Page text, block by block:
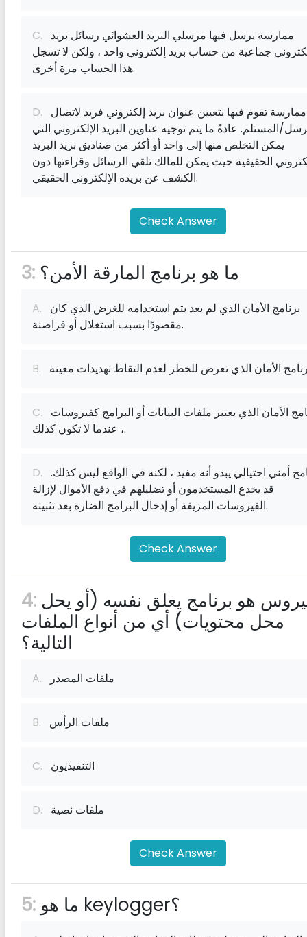
C.
جماعية من حساب بريد إلكتروني واحد ، ولكن لا تسجل
هذا الحساب مرة أخرى.
D.
المستلم. عادةً ما يتم توجيه عناوين البريد الإلكتروني التي
يمكن التخلص منها إلى واحد أو أكثر من صناديق بريد البريد
الحقيقية حيث يمكن للمالك تلقي الرسائل وقراءتها دون
الكشف عن بريده الإلكتروني الحقيقي.
Check Answer
3: ما هو برنامج المارقة الأمن؟
A.
مقصودًا بسبب استغلال أو قراصنة.
B. الأمان الذي تعرض للخطر لعدم التقاط تهديدات معينة
C.
، عندما لا تكون كذلك.
D.
قد يخدع المستخدمون أو تضليلهم في دفع الأموال لإزالة
الفيروسات المزيفة أو إدخال البرامج الضارة بعد تثبيته.
Check Answer
4:
محل محتويات) أي من أنواع الملفات
التالية؟
A. ملفات المصدر
B. ملفات الرأس
C. التنفيذيون
D. ملفات نصية
Check Answer
5: ما هو keylogger؟